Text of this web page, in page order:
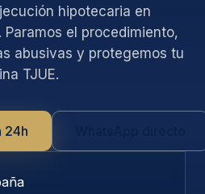
hipotecaria en
Paramos el procedimiento,
abusivas y protegemos tu
TJUE.
24h